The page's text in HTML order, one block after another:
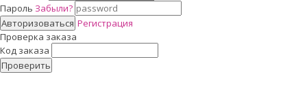
Пароль Забыли?
Авторизоваться Регистрация
Проверка заказа
Код заказа
Проверить